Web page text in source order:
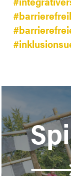
Learn
more